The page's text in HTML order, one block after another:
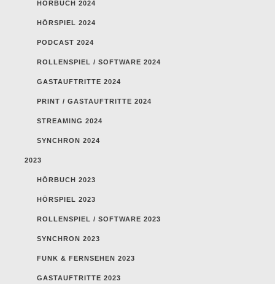
HÖRBUCH 2024
HÖRSPIEL 2024
PODCAST 2024
ROLLENSPIEL / SOFTWARE 2024
GASTAUFTRITTE 2024
PRINT / GASTAUFTRITTE 2024
STREAMING 2024
SYNCHRON 2024
2023
HÖRBUCH 2023
HÖRSPIEL 2023
ROLLENSPIEL / SOFTWARE 2023
SYNCHRON 2023
FUNK & FERNSEHEN 2023
GASTAUFTRITTE 2023